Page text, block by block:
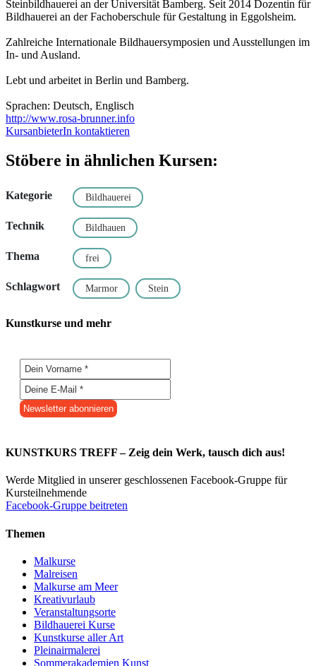
Steinbildhauerei an der Universität Bamberg. Seit 2014 Dozentin für
Bildhauerei an der Fachoberschule für Gestaltung in Eggolsheim.
Zahlreiche Internationale Bildhauersymposien und Ausstellungen im
In- und Ausland.
Lebt und arbeitet in Berlin und Bamberg.
Sprachen: Deutsch, Englisch
http://www.rosa-brunner.info
KursanbieterIn kontaktieren
Stöbere in ähnlichen Kursen:
Kategorie Bildhauerei
Technik Bildhauen
Thema frei
Schlagwort Marmor Stein
Kunstkurse und mehr
KUNSTKURS TREFF – Zeig dein Werk, tausch dich aus!
Werde Mitglied in unserer geschlossenen Facebook-Gruppe für
Kursteilnehmende
Facebook-Gruppe beitreten
Themen
Malkurse
Malreisen
Malkurse am Meer
Kreativurlaub
Veranstaltungsorte
Bildhauerei Kurse
Kunstkurse aller Art
Pleinairmalerei
Sommerakademien Kunst